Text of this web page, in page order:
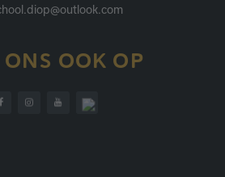
OOK OP